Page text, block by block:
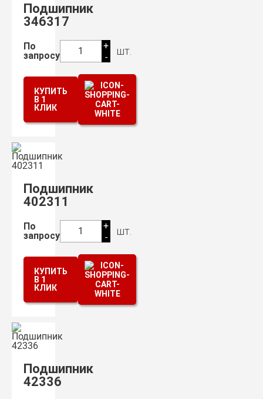
Подшипник
346317
По
запросу
1
+
-
шт.
КУПИТЬ
В 1
КЛИК
Подшипник
402311
По
запросу
1
+
-
шт.
КУПИТЬ
В 1
КЛИК
Подшипник
42336